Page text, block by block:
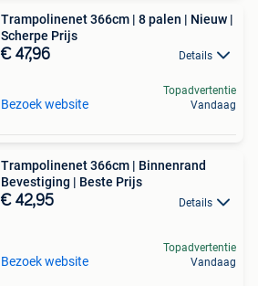
Trampolinenet 366cm | 8 palen | Nieuw |
Scherpe Prijs
€ 47,96 Details
Bezoek website
Topadvertentie
Vandaag
Trampolinenet 366cm | Binnenrand
Bevestiging | Beste Prijs
€ 42,95 Details
Bezoek website
Topadvertentie
Vandaag